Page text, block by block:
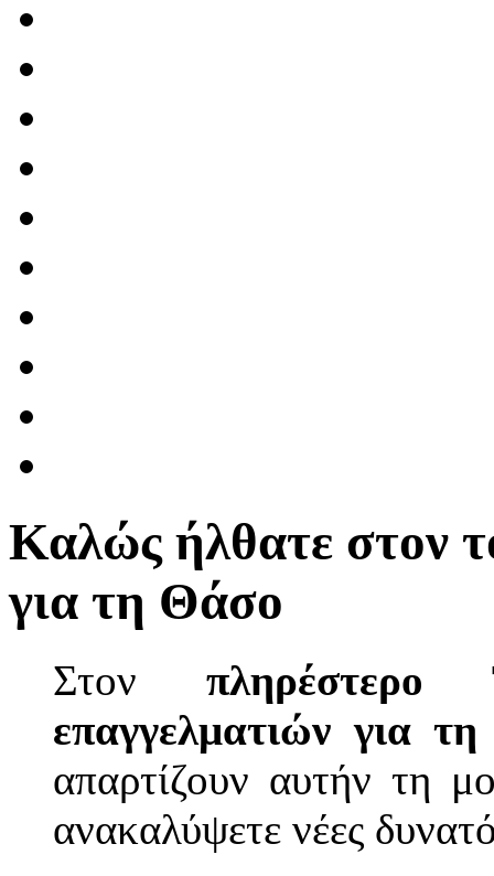
Καλώς ήλθατε στον
για τη Θάσο
Στον
επαγγελματιών για
απαρτίζουν αυτήν τη
ανακαλύψετε νέες